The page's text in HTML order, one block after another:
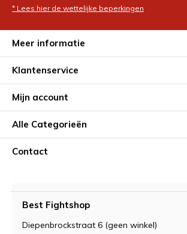
* Lees hier de wettelijke beperkingen
Meer informatie
Klantenservice
Mijn account
Alle Categorieën
Contact
Best Fightshop
Diepenbrockstraat 6 (geen winkel)